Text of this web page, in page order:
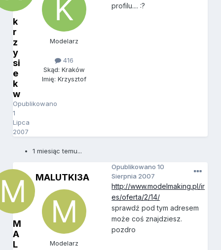
k
r
z
y
si
e
k
w
Opublikowano
1
Lipca
2007
Modelarz
416
Skąd: Kraków
Imię: Krzysztof
profilu.... :?
1 miesiąc temu...
M
A
L
MALUTKI3A
Modelarz
Opublikowano10
Sierpnia 2007
http://www.modelmaking.pl/ir
es/oferta/2/14/
sprawdź pod tym adresem
może coś znajdziesz.
pozdro